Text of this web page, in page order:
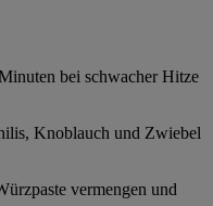
bei schwacher Hitze
Knoblauch und Zwiebel
vermengen und